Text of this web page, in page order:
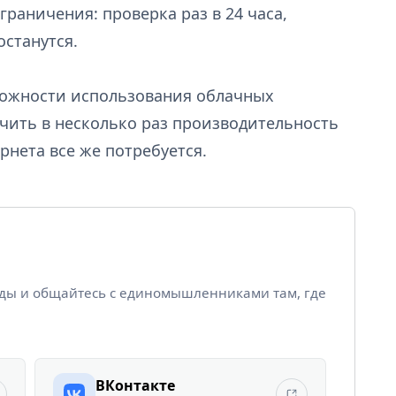
проверка раз в 24 часа,
использования облачных
в несколько раз производительность
все же потребуется.
и общайтесь с единомышленниками там, где
ВКонтакте